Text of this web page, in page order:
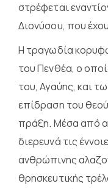
στρέφεται
Διονύσου, που
Η τραγωδία
του Πενθέα, ο
του, Αγαύης, και
επίδραση του
πράξη. Μέσα από
διερευνά τις
ανθρώπινης
θρησκευτικής